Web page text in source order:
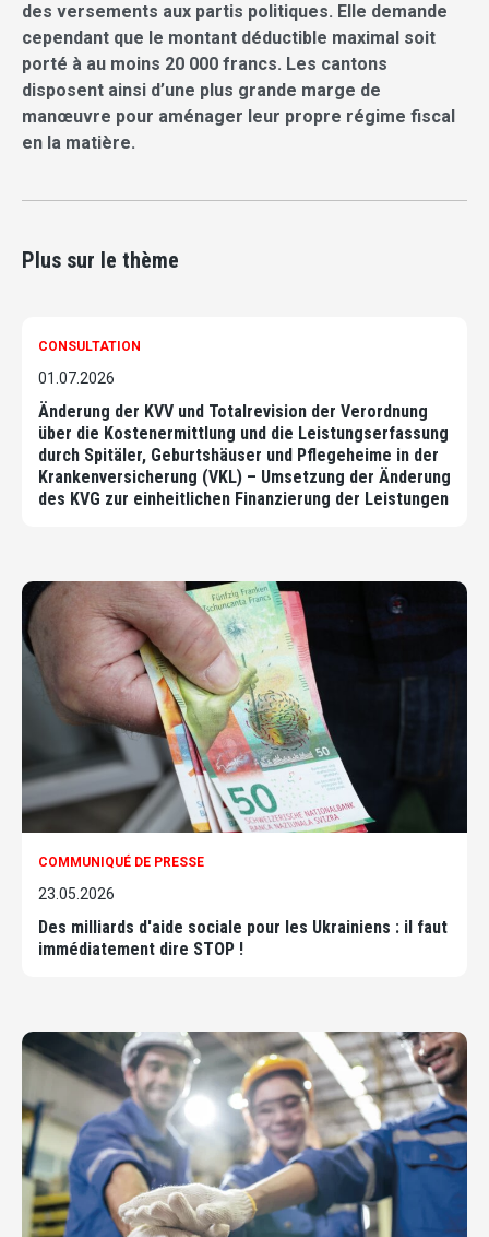
des versements aux partis politiques. Elle demande
cependant que le montant déductible maximal soit
porté à au moins 20 000 francs. Les cantons
disposent ainsi d’une plus grande marge de
manœuvre pour aménager leur propre régime fiscal
en la matière.
Plus sur le thème
CONSULTATION
01.07.2026
Änderung der KVV und Totalrevision der Verordnung
über die Kostenermittlung und die Leistungserfassung
durch Spitäler, Geburtshäuser und Pflegeheime in der
Krankenversicherung (VKL) – Umsetzung der Änderung
des KVG zur einheitlichen Finanzierung der Leistungen
COMMUNIQUÉ DE PRESSE
23.05.2026
Des milliards d'aide sociale pour les Ukrainiens : il faut
immédiatement dire STOP !